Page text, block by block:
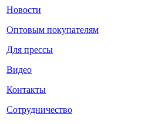
Новости
Оптовым покупателям
Для прессы
Видео
Контакты
Сотрудничество